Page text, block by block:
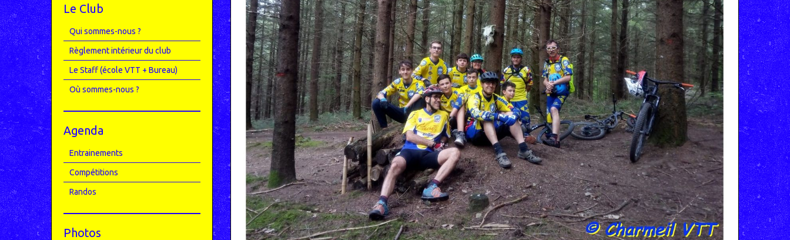
Le Club
Qui sommes-nous ?
Règlement intérieur du club
Le Staff (école VTT + Bureau)
Où sommes-nous ?
Agenda
Entrainements
Compétitions
Randos
Photos